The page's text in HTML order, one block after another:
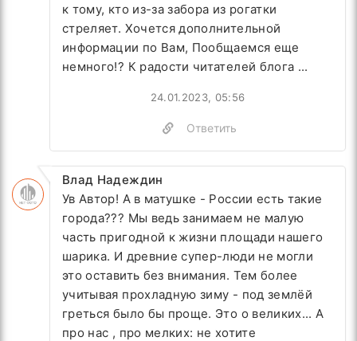
к тому, кто из-за забора из рогатки
стреляет. Хочется дополнительной
информации по Вам, Пообщаемся еще
немного!? К радости читателей блога ...
24.01.2023, 05:56
Ответить
Влад Надеждин
Ув Автор! А в матушке - России есть такие
города??? Мы ведь занимаем не малую
часть пригодной к жизни площади нашего
шарика. И древние супер-люди не могли
это оставить без внимания. Тем более
учитывая прохладную зиму - под землёй
греться было бы проще. Это о великих... А
про нас , про мелких: не хотите